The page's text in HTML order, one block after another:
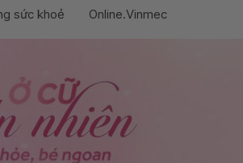
sức khoẻ Online.Vinmec